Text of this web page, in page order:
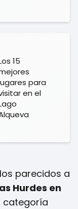
15
para
en el
parecidos a
Hurdes en
categoría